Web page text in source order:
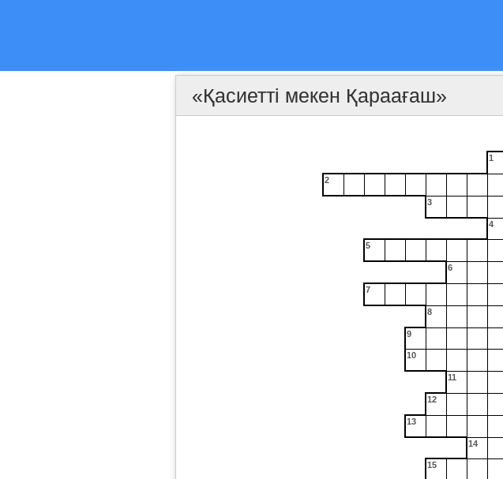
«Қасиетті мекен Қараағаш»
1
2
3
4
5
6
7
8
9
10
11
12
13
14
15